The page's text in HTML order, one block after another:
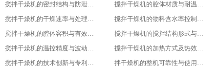
搅拌干燥机的密封结构与防泄漏等级
搅拌干燥机的腔体材质与耐温耐腐蚀性能
搅拌干燥机的干燥速率与处理量参数
搅拌干燥机的物料含水率控制范围
搅拌干燥机的腔体容积与有效装载率
搅拌干燥机的搅拌结构形式与适配物料
搅拌干燥机的温控精度与波动范围
搅拌干燥机的加热方式及热效率指标
搅拌干燥机的技术创新与专利技术应用
拌干燥机的整机可靠性与使用寿命